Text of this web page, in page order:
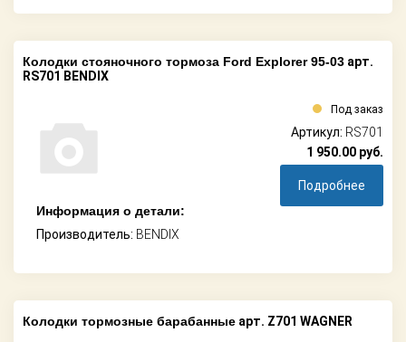
Колодки стояночного тормоза Ford Explorer 95-03 арт.
RS701 BENDIX
Информация о детали:
Производитель: BENDIX
Под заказ
Артикул: RS701
1 950.00 руб.
Подробнее
Колодки тормозные барабанные арт. Z701 WAGNER